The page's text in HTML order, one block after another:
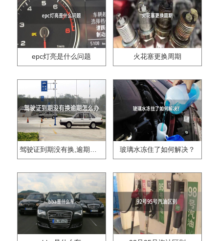
epc灯亮是什么问题 火花塞更换周期
驾驶证到期没有换,逾期怎么办?? 玻璃水冻住了如何解决？